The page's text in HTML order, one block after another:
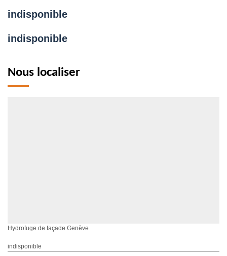
indisponible
indisponible
Nous localiser
Hydrofuge de façade Genève
indisponible